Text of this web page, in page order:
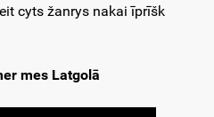
cyts žanrys nakai īprīšk
mes Latgolā